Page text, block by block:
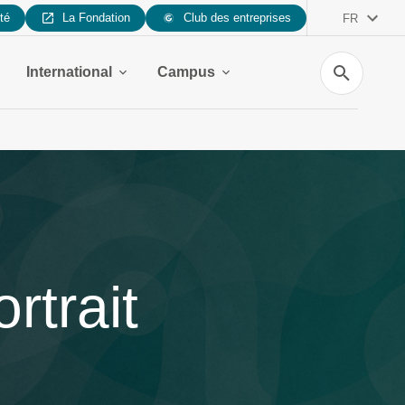
La Fondation Club des entreprises FR
International Campus
Recherche